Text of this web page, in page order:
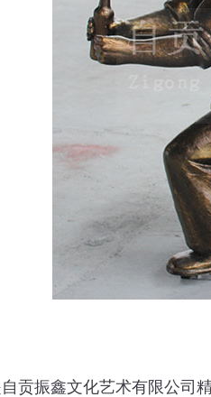
贡振鑫文化艺术有限公司